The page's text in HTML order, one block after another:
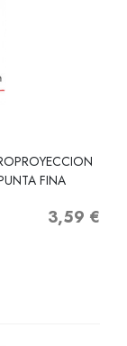
FINA
Precio
3,59 €